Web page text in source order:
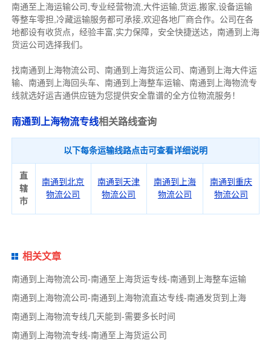
南通至上海运输公司,专业经营物流,大件运输,货运,搬家,设备运输
等整车零担,冷藏运输服务都可承接,欢迎各地厂商合作。公司在各
地都设有收货点，经验丰富,实力保障，安全快捷送达，南通到上海
货运公司选择我们。
找南通到上海物流公司、南通到上海货运公司、南通到上海大件运
输、南通到上海回头车、南通到上海整车运输、南通到上海物流专
线就选好运吉通供应链为您提供安全靠谱的全方位物流服务！
南通到上海物流专线相关路线查询
以下每条运输线路点击可查看详细说明
直
辖
市
南通到北京
物流公司
南通到天津
物流公司
南通到上海
物流公司
南通到重庆
物流公司
相关文章
南通到上海物流公司-南通至上海货运专线-南通到上海整车运输
南通到上海物流公司-南通到上海物流直达专线-南通发货到上海
南通到上海物流专线几天能到-需要多长时间
南通到上海物流专线-南通至上海货运公司